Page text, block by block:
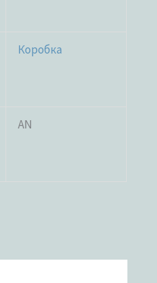
Коробка
AN